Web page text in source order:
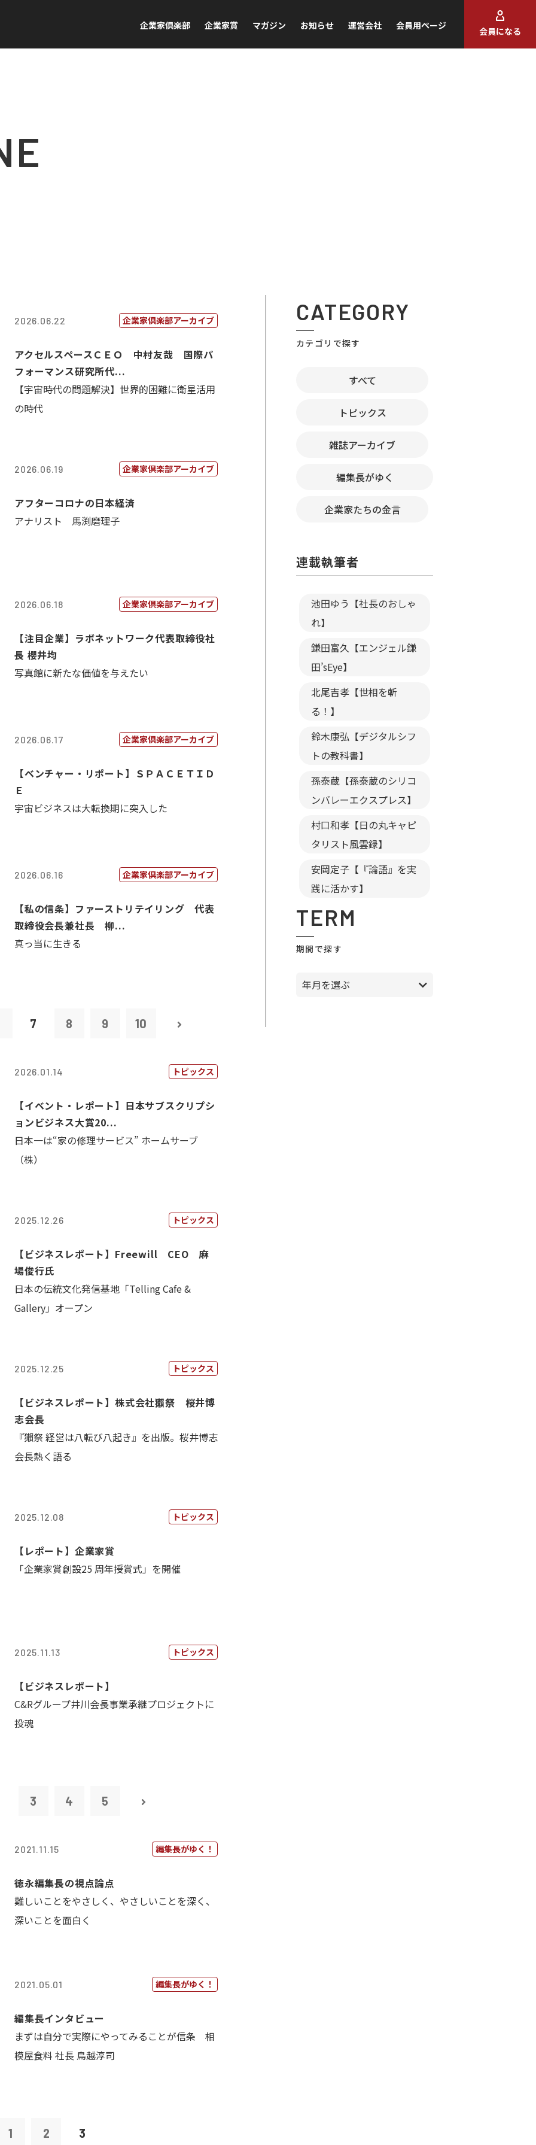
企業家倶楽部 企業家賞 マガジン お知らせ 運営会社 会員用ページ
会員になる
2026.06.22 企業家倶楽部アーカイブ
アクセルスペースＣＥＯ 中村友哉 国際パ
フォーマンス研究所代...
【宇宙時代の問題解決】世界的困難に衛星活用
の時代
2026.06.19 企業家倶楽部アーカイブ
アフターコロナの日本経済
アナリスト 馬渕磨理子
2026.06.18 企業家倶楽部アーカイブ
【注目企業】ラボネットワーク代表取締役社
長 櫻井均
写真館に新たな価値を与えたい
2026.06.17 企業家倶楽部アーカイブ
【ベンチャー・リポート】ＳＰＡＣＥＴＩＤ
Ｅ
宇宙ビジネスは大転換期に突入した
2026.06.16 企業家倶楽部アーカイブ
【私の信条】ファーストリテイリング 代表
取締役会長兼社長 柳...
真っ当に生きる
7 8 9 10
2026.01.14 トピックス
【イベント・レポート】日本サブスクリプシ
ョンビジネス大賞20...
日本一は“家の修理サービス” ホームサーブ
（株）
2025.12.26 トピックス
【ビジネスレポート】Freewill CEO 麻
場俊行氏
日本の伝統文化発信基地「Telling Cafe &
Gallery」オープン
2025.12.25 トピックス
【ビジネスレポート】株式会社獺祭 桜井博
志会長
『獺祭 経営は八転び八起き』を出版。桜井博志
会長熱く語る
2025.12.08 トピックス
【レポート】企業家賞
「企業家賞創設25 周年授賞式」を開催
2025.11.13 トピックス
【ビジネスレポート】
C&Rグループ井川会長事業承継プロジェクトに
投魂
3 4 5
2021.11.15 編集長がゆく！
徳永編集長の視点論点
難しいことをやさしく、やさしいことを深く、
深いことを面白く
2021.05.01 編集長がゆく！
編集長インタビュー
まずは自分で実際にやってみることが信条 相
模屋食料 社長 鳥越淳司
1 2 3
CATEGORY
カテゴリで探す
すべて
トピックス
雑誌アーカイブ
編集長がゆく
企業家たちの金言
連載執筆者
池田ゆう【社長のおしゃ
れ】
鎌田富久【エンジェル鎌
田’sEye】
北尾吉孝【世相を斬
る！】
鈴木康弘【デジタルシフ
トの教科書】
孫泰蔵【孫泰蔵のシリコ
ンバレーエクスプレス】
村口和孝【日の丸キャピ
タリスト風雲録】
安岡定子【『論語』を実
践に活かす】
TERM
期間で探す
年月を選ぶ